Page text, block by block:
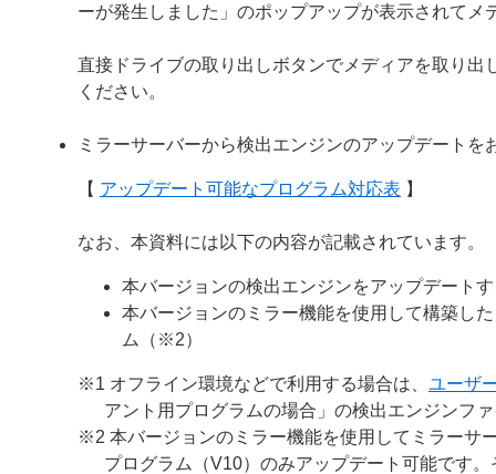
ーが発生しました」のポップアップが表示されてメ
直接ドライブの取り出しボタンでメディアを取り
ください。
ミラーサーバーから検出エンジンのアップデート
【 アップデート可能なプログラム対応表 】
なお、本資料には以下の内容が記載されています。
本バージョンの検出エンジンをアップデート
本バージョンのミラー機能を使用して構築し
ム（※2）
※1 オフライン環境などで利用する場合は、 ユーザ
アント用プログラムの場合」の検出エンジンフ
※2 本バージョンのミラー機能を使用してミラーサ
プログラム（V10）のみアップデート可能です